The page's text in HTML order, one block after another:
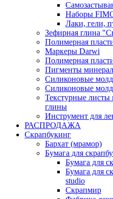
Наборы
Лаки, гели,
Зефирная глина
Полимерная
Маркеры Darwi
Полимерная
Пигменты
Силиконовые
Силиконовые
Текстурные листы
глины
Инструмент для
РАСПРОДАЖА
Скрапбукинг
Бархат (мрамор)
Бумага для
Бумага для
Бумага для
studio
Скрапмир